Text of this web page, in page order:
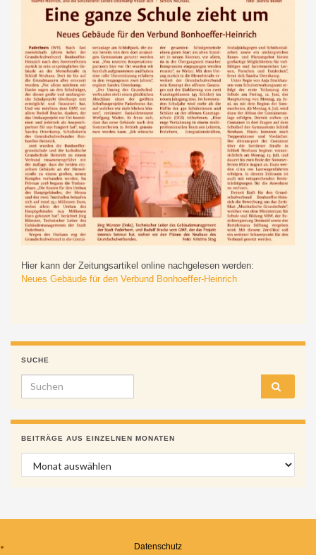
Hier kann der Zeitungsartikel online nachgelesen werden:
Neues Gebäude für den Verbund Bonhoeffer-Heinrich
SUCHE
Search for:
BEITRÄGE AUS EINZELNEN MONATEN
Beiträge aus einzelnen Monaten
Datenschutz